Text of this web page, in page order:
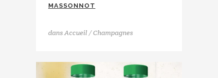
MASSONNOT
dans Accueil / Champagnes